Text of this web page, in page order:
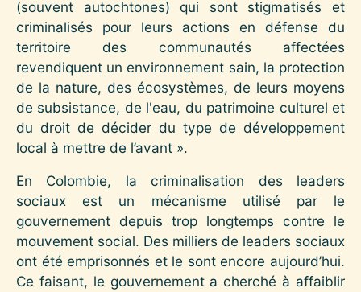
(souvent autochtones) qui sont stigmatisés et
criminalisés pour leurs actions en défense du
territoire des communautés affectées
revendiquent un environnement sain, la protection
de la nature, des écosystèmes, de leurs moyens
de subsistance, de l'eau, du patrimoine culturel et
du droit de décider du type de développement
local à mettre de l’avant ».
En Colombie, la criminalisation des leaders
sociaux est un mécanisme utilisé par le
gouvernement depuis trop longtemps contre le
mouvement social. Des milliers de leaders sociaux
ont été emprisonnés et le sont encore aujourd’hui.
Ce faisant, le gouvernement a cherché à affaiblir